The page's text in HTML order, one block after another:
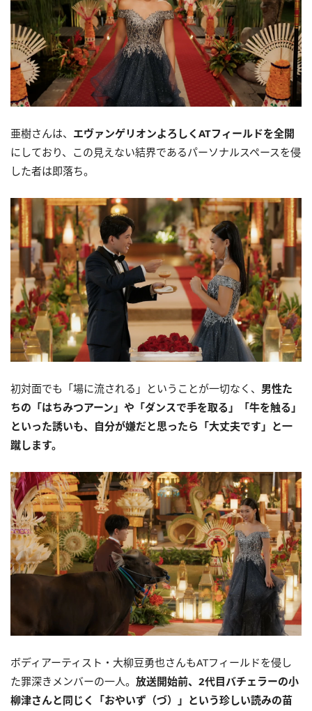
亜樹さんは、 エヴァンゲリオンよろしくATフィールドを全開
にしており、この見えない結界であるパーソナルスペースを侵
した者は即落ち。
初対面でも「場に流される」ということが一切なく、 男性た
ちの「はちみつアーン」や「ダンスで手を取る」「牛を触る」
といった誘いも、自分が嫌だと思ったら「大丈夫です」と一
蹴します。
ボディアーティスト・大柳豆勇也さんもATフィールドを侵し
た罪深きメンバーの一人。 放送開始前、2代目バチェラーの小
柳津さんと同じく「おやいず（づ）」という珍しい読みの苗